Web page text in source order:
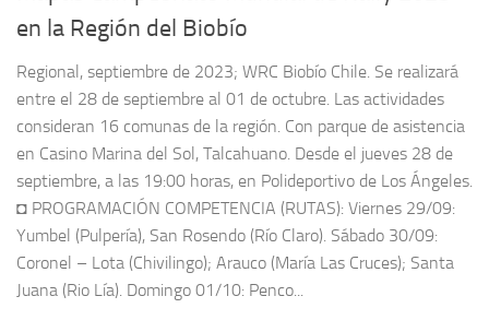
en la Región del Biobío
Regional, septiembre de 2023; WRC Biobío Chile. Se realizará
entre el 28 de septiembre al 01 de octubre. Las actividades
consideran 16 comunas de la región. Con parque de asistencia
en Casino Marina del Sol, Talcahuano. Desde el jueves 28 de
septiembre, a las 19:00 horas, en Polideportivo de Los Ángeles.
◘ PROGRAMACIÓN COMPETENCIA (RUTAS): Viernes 29/09:
Yumbel (Pulpería), San Rosendo (Río Claro). Sábado 30/09:
Coronel – Lota (Chivilingo); Arauco (María Las Cruces); Santa
Juana (Rio Lía). Domingo 01/10: Penco...